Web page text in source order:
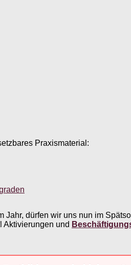
Praxismaterial:
dürfen wir uns nun im
Aktivierungen und